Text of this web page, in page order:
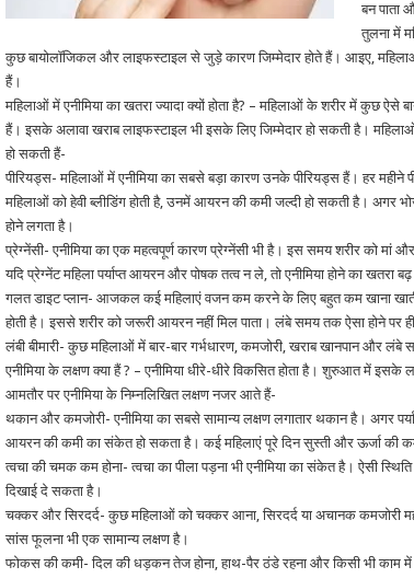
बन पाता
तुलना में
कुछ बायोलॉजिकल और लाइफस्टाइल से जुड़े कारण जिम्मेदार होते हैं। आइए,
हैं।
महिलाओं में एनीमिया का खतरा ज्यादा क्यों होता है? – महिलाओं के शरीर में कुछ ऐसे
हैं। इसके अलावा खराब लाइफस्टाइल भी इसके लिए जिम्मेदार हो सकती है। महिलाओं
हो सकती हैं-
पीरियड्स- महिलाओं में एनीमिया का सबसे बड़ा कारण उनके पीरियड्स हैं। हर महीने
महिलाओं को हेवी ब्लीडिंग होती है, उनमें आयरन की कमी जल्दी हो सकती है। अगर
होने लगता है।
प्रेग्नेंसी- एनीमिया का एक महत्वपूर्ण कारण प्रेग्नेंसी भी है। इस समय शरीर को मां
यदि प्रेग्नेंट महिला पर्याप्त आयरन और पोषक तत्व न ले, तो एनीमिया होने का खतरा बढ़
गलत डाइट प्लान- आजकल कई महिलाएं वजन कम करने के लिए बहुत कम खाना खाती
होती है। इससे शरीर को जरूरी आयरन नहीं मिल पाता। लंबे समय तक ऐसा होने पर
लंबी बीमारी- कुछ महिलाओं में बार-बार गर्भधारण, कमजोरी, खराब खानपान और लंबे
एनीमिया के लक्षण क्या हैं ? – एनीमिया धीरे-धीरे विकसित होता है। शुरुआत में इसके
आमतौर पर एनीमिया के निम्नलिखित लक्षण नजर आते हैं-
थकान और कमजोरी- एनीमिया का सबसे सामान्य लक्षण लगातार थकान है। अगर
आयरन की कमी का संकेत हो सकता है। कई महिलाएं पूरे दिन सुस्ती और ऊर्जा की
त्वचा की चमक कम होना- त्वचा का पीला पड़ना भी एनीमिया का संकेत है। ऐसी
दिखाई दे सकता है।
चक्कर और सिरदर्द- कुछ महिलाओं को चक्कर आना, सिरदर्द या अचानक कमजोरी
सांस फूलना भी एक सामान्य लक्षण है।
फोकस की कमी- दिल की धड़कन तेज होना, हाथ-पैर ठंडे रहना और किसी भी काम में